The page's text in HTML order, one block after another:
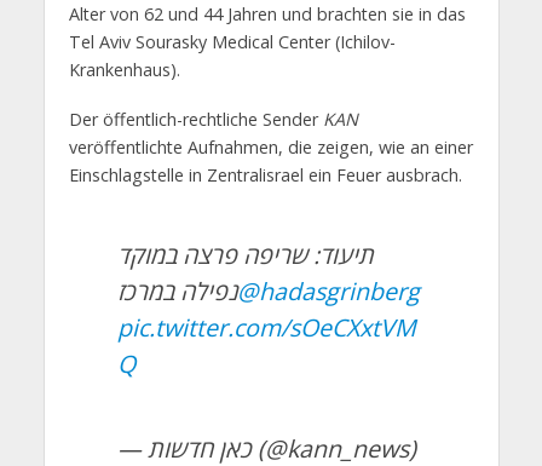
Alter von 62 und 44 Jahren und brachten sie in das
Tel Aviv Sourasky Medical Center (Ichilov-
Krankenhaus).
Der öffentlich-rechtliche Sender KAN
veröffentlichte Aufnahmen, die zeigen, wie an einer
Einschlagstelle in Zentralisrael ein Feuer ausbrach.
תיעוד: שריפה פרצה במוקד
נפילה במרכז@hadasgrinberg
pic.twitter.com/sOeCXxtVM
Q
— כאן חדשות (@kann_news)